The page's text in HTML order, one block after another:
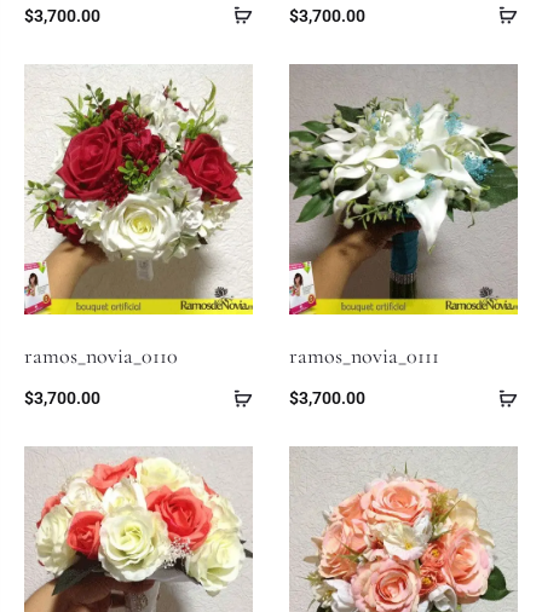
$3,700.00 $3,700.00
ramos_novia_0110
$3,700.00
ramos_novia_0111
$3,700.00